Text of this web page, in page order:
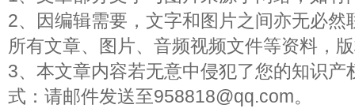
2、因编辑需要，文字和图片之间亦无必
所有文章、图片、音频视频文件等资料，
3、本文章内容若无意中侵犯了您的知识
式：请邮件发送至958818@qq.com。